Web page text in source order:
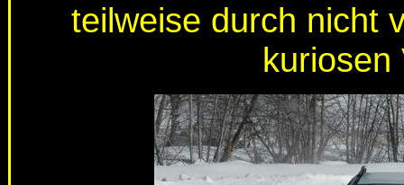
teilweise durch nicht
kuriosen